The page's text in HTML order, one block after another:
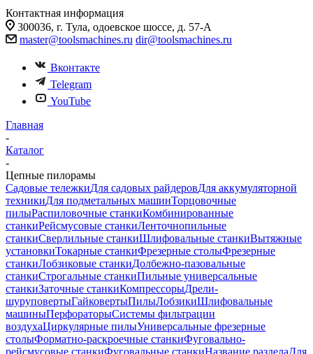
Контактная информация
300036, г. Тула, одоевское шоссе, д. 57-А
master@toolsmachines.ru dir@toolsmachines.ru
Вконтакте
Telegram
YouTube
Главная
-
Каталог
-
Цепные пилорамы
Садовые тележкиДля садовых райдеровДля аккумуляторной
техникиДля подметальных машинТорцовочные
пилыРаспиловочные станкиКомбинированные
станкиРейсмусовые станкиЛенточнопильные
станкиСверлильные станкиШлифовальные станкиВытяжные
установкиТокарные станкиФрезерные столыФрезерные
станкиЛобзиковые станкиДолбежно-пазовальные
станкиСтрогальные станкиПильные универсальные
станкиЗаточные станкиКомпрессорыДрели-
шуруповертыГайковертыПилыЛобзикиШлифовальные
машиныПерфораторыСистемы фильтрации
воздухаЦиркулярные пилыУниверсальные фрезерные
столыФорматно-раскроечные станкиФуговально-
рейсмусовые станкиФуговальные станкиНазвание разделаДля